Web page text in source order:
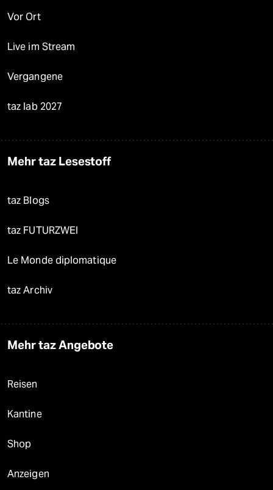
Vor Ort
Live im Stream
Vergangene
taz lab 2027
Mehr taz Lesestoff
taz Blogs
taz FUTURZWEI
Le Monde diplomatique
taz Archiv
Mehr taz Angebote
Reisen
Kantine
Shop
Anzeigen